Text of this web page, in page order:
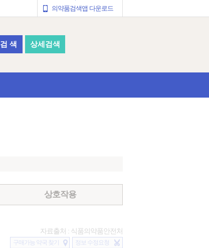
의약품검색앱 다운로드
검 색 상세검색
상호작용
자료출처 : 식품의약품안전처
정보 수정요청
구매가능 약국 찾기